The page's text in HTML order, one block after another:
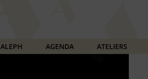
ALEPH AGENDA ATELIERS